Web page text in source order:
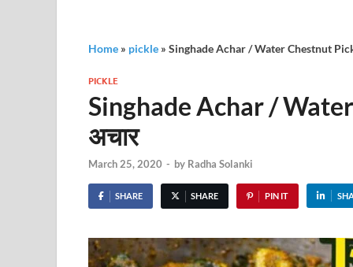
Home » pickle » Singhade Achar / Water Chestnut
PICKLE
Singhade Achar /
अचार
March 25, 2020 - by Radha Solanki
SHARE SHARE PIN IT